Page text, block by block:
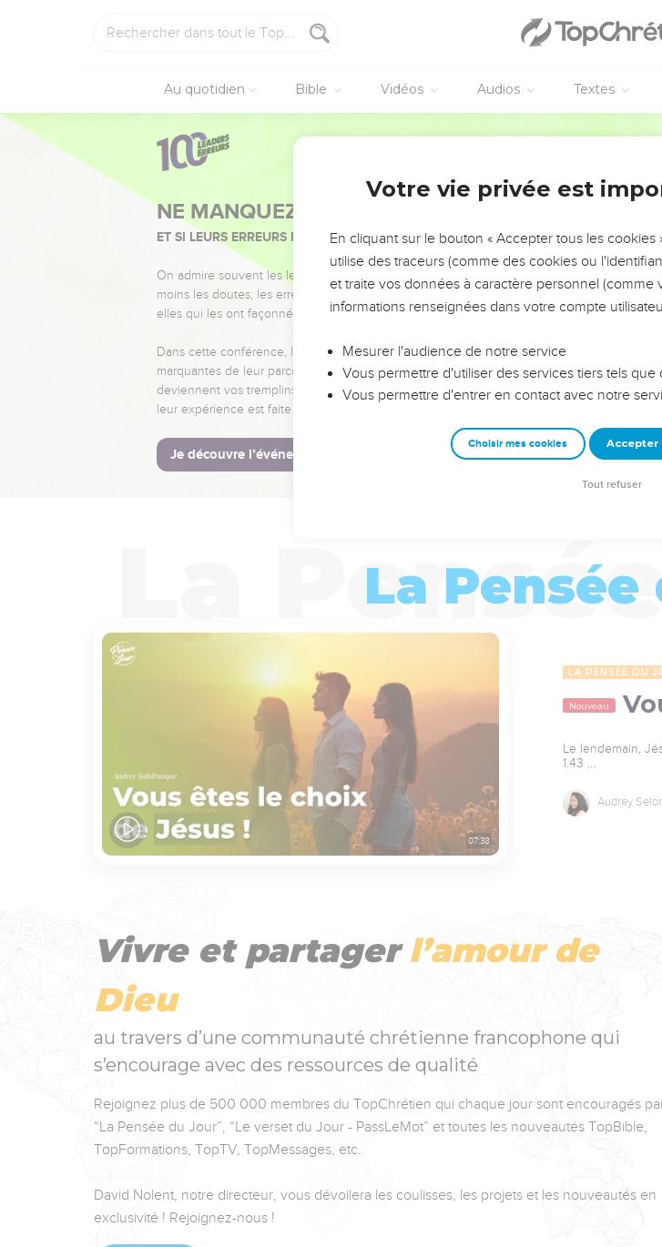
Au quotidien Bible Vidéos Audios Textes
NE MANQUEZ PAS L’ÉVÉNEMENT DE L’ANNÉE !
ET SI LEURS ERREURS POUVAIENT VOUS ÉVITER LES VOTRES ?
On admire souvent les leaders pour leurs réussites, leur impact, leur foi ou leur vision. Mais
moins les doutes, les erreurs et les saisons difficiles qu'ils ont traversés, alors même que ce
elles qui les ont façonnés.
Dans cette conférence, leaders, entrepreneurs, et responsables reviennent sur les erreurs
marquantes de leur parcours et les clés pour avancer avec plus de sagesse afin que leurs
deviennent vos tremplins. Que vous guidiez un ministère, une équipe, un groupe ou une
leur expérience est faite pour vous.
Je découvre l’événement
La
07:38
LA PENSÉE DU
Nouveau
Le lendemain,
1.43 …
Audrey
Vivre et partagerl’amour de
Dieu
au travers d’une communauté chrétienne francophone qui
s’encourage avec des ressources de qualité
Rejoignez plus de 500 000 membres du TopChrétien qui chaque jour sont encouragés
“La Pensée du Jour”, “Le verset du Jour - PassLeMot” et toutes les nouveautés TopBible,
TopFormations, TopTV, TopMessages, etc.
David Nolent, notre directeur, vous dévoilera les coulisses, les projets et les nouveautés en
exclusivité ! Rejoignez-nous !
Votre vie privée est
En cliquant sur le bouton « Accepter tous les
utilise des traceurs (comme des cookies ou
et traite vos données à caractère personnel (comme
informations renseignées dans votre compte
Mesurer l'audience de notre service
Vous permettre d'utiliser des services tiers tels
Vous permettre d'entrer en contact avec notre
Choisir mes cookies Accepter
Tout refuser